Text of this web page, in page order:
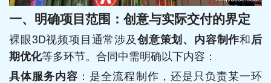
一、明确项目范围：创意与实际交付的界定
裸眼3D视频项目通常涉及创意策划、内容制作和后
期优化等多环节。合同中需明确以下内容：
具体服务内容 ：是全流程制作，还是只负责某一环